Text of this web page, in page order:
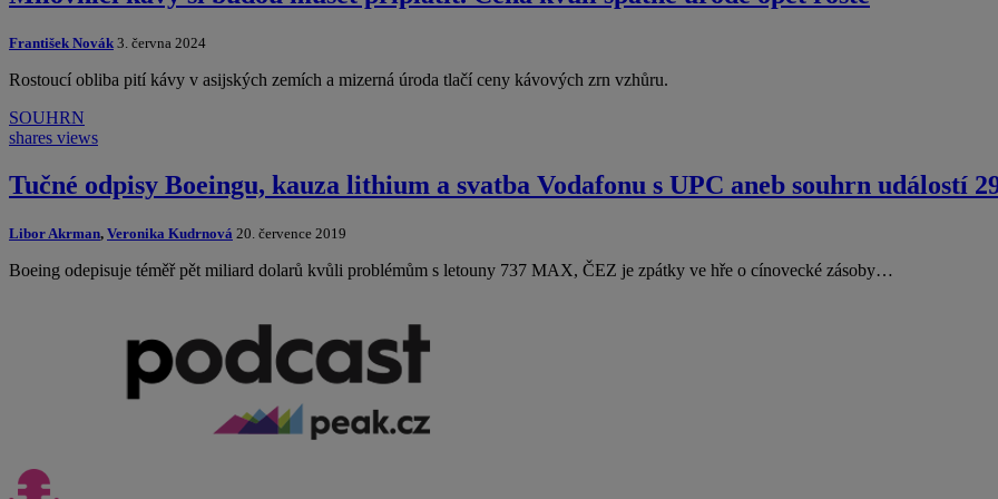
František Novák 3. června 2024
Rostoucí obliba pití kávy v asijských zemích a mizerná úroda tlačí ceny kávových zrn vzhůru.
SOUHRN
shares views
Tučné odpisy Boeingu, kauza lithium a svatba Vodafonu s UPC aneb souhrn událostí
Libor Akrman, Veronika Kudrnová 20. července 2019
Boeing odepisuje téměř pět miliard dolarů kvůli problémům s letouny 737 MAX, ČEZ je zpátky ve hře o cínovecké zásoby…